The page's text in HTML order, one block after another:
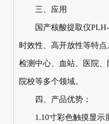
三、应用
国产核酸提取仪PLH-
时效性、高开放性等特
检测中心、血站、医院
院校等多个领域。
四、产品优势：
1.10寸彩色触摸显示